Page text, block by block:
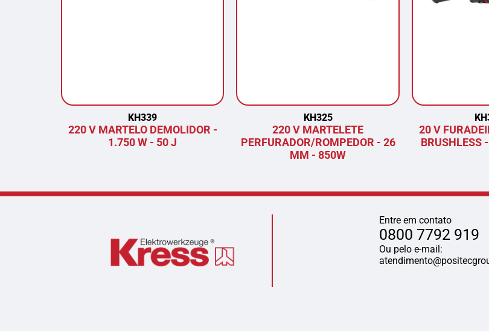
KH339
220 V MARTELO DEMOLIDOR -
1.750 W - 50 J
KH325
220 V MARTELETE
PERFURADOR/ROMPEDOR - 26
MM - 850W
20 V
BRUSHLESS
Entre em contato
0800 7792 919
Ou pelo e-mail: